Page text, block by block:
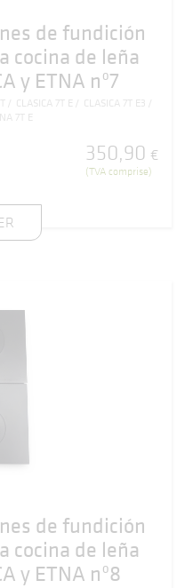
de fundición
cocina de leña
y ETNA nº7
CLASICA 7T E
CLASICA 7T E3
7T E
350,90 €
(TVA comprise)
de fundición
cocina de leña
y ETNA nº8